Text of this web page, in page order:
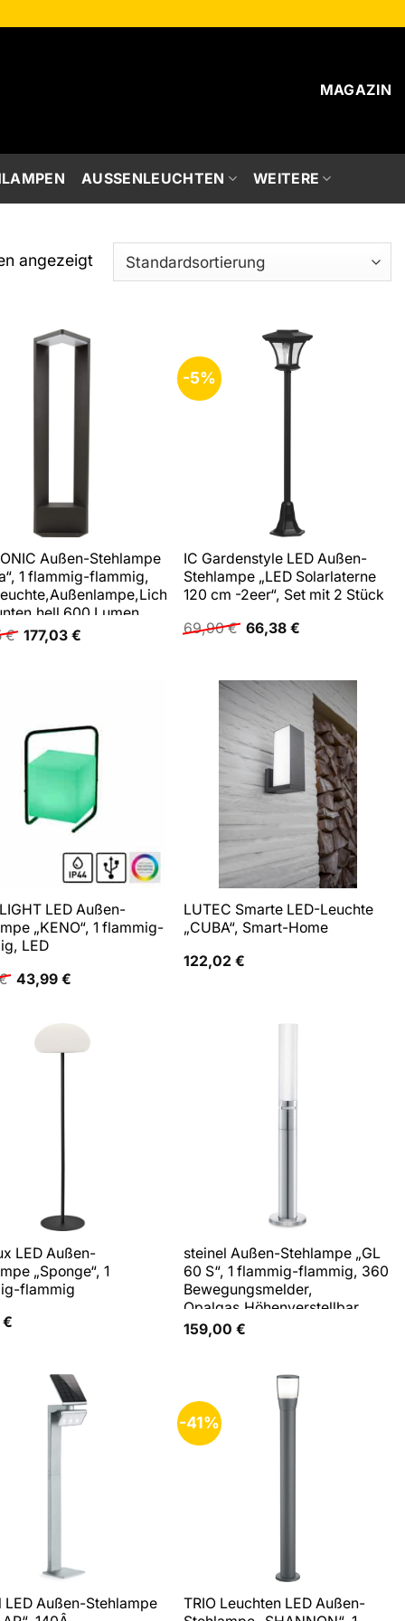
MAGAZIN
AUSSENLEUCHTEN WEITERE
angezeigt
Außen-Stehlampe
1 flammig-flammig,
600 Lumen
€ Ursprünglicher
Preis
177,03 €Aktueller
-5%
IC Gardenstyle LED Außen-
Stehlampe „LED Solarlaterne
120 cm -2eer“, Set mit 2 Stück
69,90€ Ursprünglicher
Preis
66,38€
LED Außen-
„KENO“, 1 flammig-
LED
Ursprünglicher
Preis
43,99 €Aktueller
LUTEC Smarte LED-Leuchte
„CUBA“, Smart-Home
122,02€
LED Außen-
„Sponge“, 1
flammig
€
steinel Außen-Stehlampe „GL
60 S“, 1 flammig-flammig, 360
Bewegungsmelder,
Opalgas,Höhenverstellbar,
LED-Poller-Wegeleuchte
159,00€
LED Außen-Stehlampe
-41%
TRIO Leuchten LED Außen-